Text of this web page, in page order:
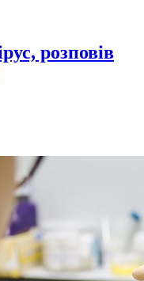
розповів